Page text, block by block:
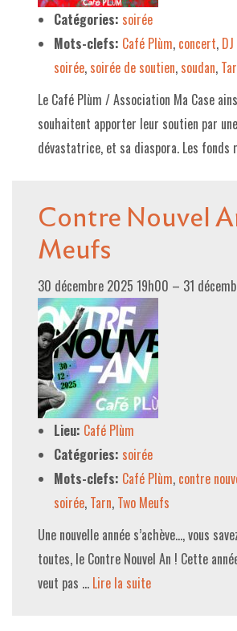
Catégories: soirée
Mots-clefs: Café Plùm, concert,
soirée, soirée de soutien, soudan,
Le Café Plùm / Association Ma Case
souhaitent apporter leur soutien par
dévastatrice, et sa diaspora. Les
Contre Nouvel
Meufs
30 décembre 2025 19h00 – 31
Lieu: Café Plùm
Catégories: soirée
Mots-clefs: Café Plùm, contre
soirée, Tarn, Two Meufs
Une nouvelle année s’achève…, vous
toutes, le Contre Nouvel An ! Cette
veut pas … Lire la suite­­